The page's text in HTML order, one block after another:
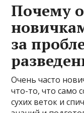
Почему
за
Очень часто
что-то, что само
сухих веток и